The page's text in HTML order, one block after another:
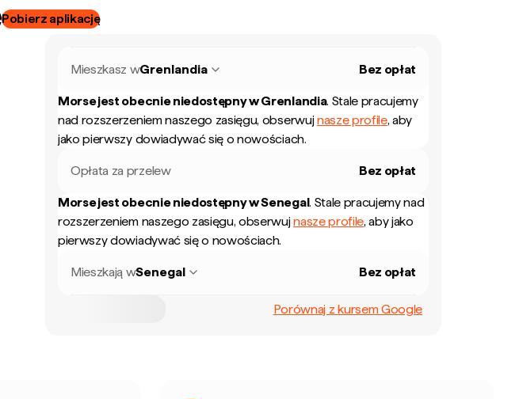
Pobierz aplikację
Mieszkasz wGrenlandia Bez opłat
Morse jest obecnie niedostępny wGrenlandia. Stale pracujemy
nad rozszerzeniem naszego zasięgu, obserwujnasze profile, aby
jako pierwszy dowiadywać się o nowościach.
Opłata za przelew Bez opłat
Morse jest obecnie niedostępny wSenegal. Stale pracujemy nad
rozszerzeniem naszego zasięgu, obserwujnasze profile, aby jako
pierwszy dowiadywać się o nowościach.
Mieszkają wSenegal Bez opłat
Porównaj z kursem Google